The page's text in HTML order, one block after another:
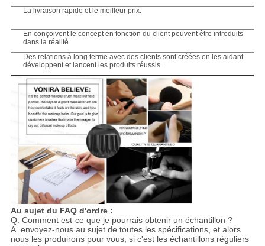
La livraison rapide et le meilleur prix.
En conçoivent le concept en fonction du client peuvent être introduits
dans la réalité.
Des relations à long terme avec des clients sont créées en les aidant
développent et lancent les produits réussis.
Au sujet du FAQ d'ordre :
Q. Comment est-ce que je pourrais obtenir un échantillon ?
A. envoyez-nous au sujet de toutes les spécifications, et alors
nous les produirons pour vous, si c'est les échantillons réguliers